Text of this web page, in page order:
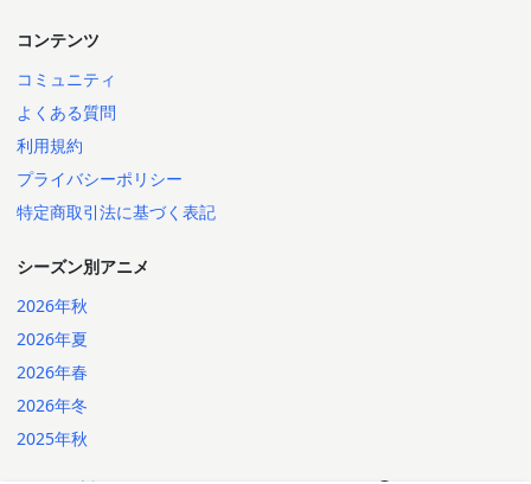
コンテンツ
コミュニティ
よくある質問
利用規約
プライバシーポリシー
特定商取引法に基づく表記
シーズン別アニメ
2026年秋
2026年夏
2026年春
2026年冬
2025年秋